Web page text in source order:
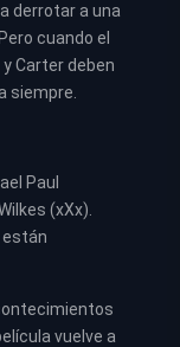
derrotar a una
cuando el
Carter deben
siempre.
Paul
(xXx).
están
vuelve a